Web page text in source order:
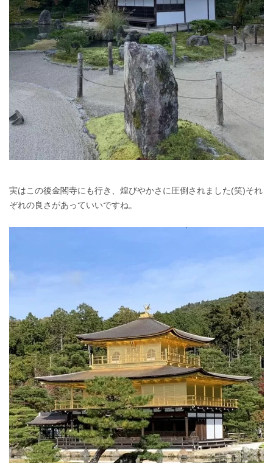
実はこの後金閣寺にも行き、煌びやかさに圧倒されました(笑)それ
ぞれの良さがあっていいですね。